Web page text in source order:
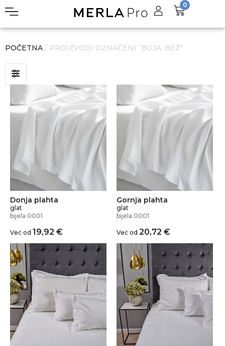
0
POČETNA / PROIZVODI OZNAČENI “BOJA: BEŽ”
Donja plahta
glat
bijela 0001
Već od 19,92 €
Gornja plahta
glat
bijela 0001
Već od 20,72 €